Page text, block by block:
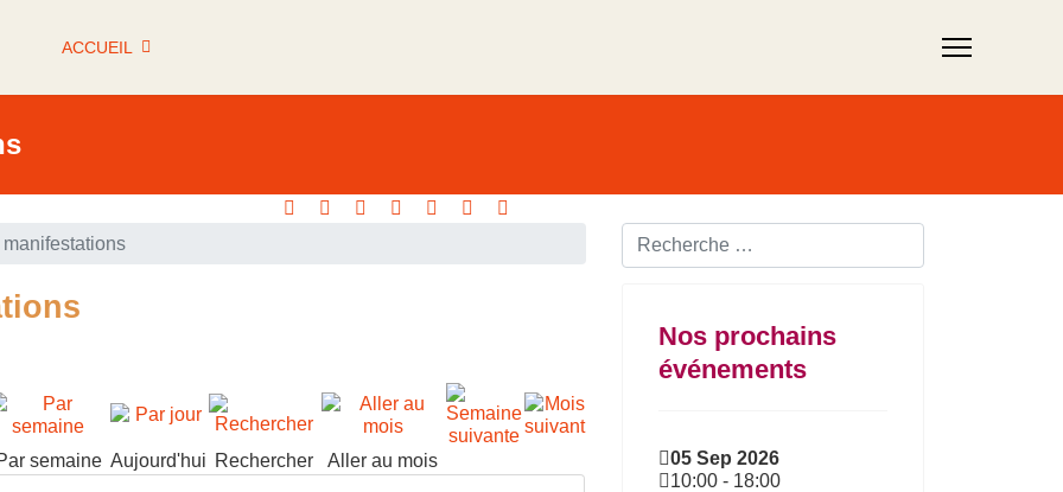
ACCUEIL
Rechercher ...
semaine Aujourd'hui Rechercher Aller au mois
Nos prochains
événements
05 Sep 2026
10:00 - 18:00